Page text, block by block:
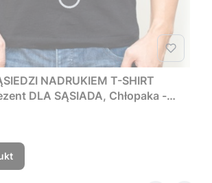
NADRUKIEM T-SHIRT
DLA SĄSIADA, Chłopaka -
zjebali